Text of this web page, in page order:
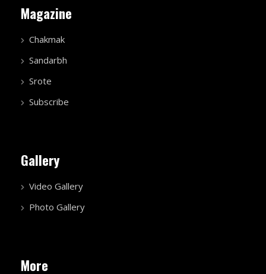
Magazine
Chakmak
Sandarbh
Srote
Subscribe
Gallery
Video Gallery
Photo Gallery
More